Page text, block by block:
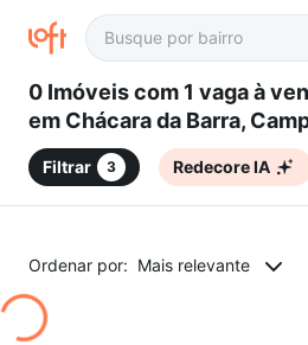
0 Imóveis com 1 vaga à venda
em Chácara da Barra,
SP
Filtrar 3 Redecore IA
Ordenar por: Mais relevante